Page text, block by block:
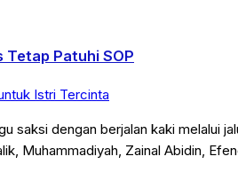
Tetap Patuhi SOP
Istri Tercinta
saksi dengan berjalan kaki melalui
Muhammadiyah, Zainal Abidin,